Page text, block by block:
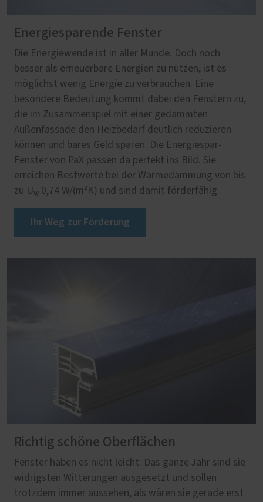
Energiesparende Fenster
Die Energiewende ist in aller Munde. Doch noch
besser als erneuerbare Energien zu nutzen, ist es
möglichst wenig Energie zu verbrauchen. Eine
besondere Bedeutung kommt dabei den Fenstern zu,
die im Zusammenspiel mit einer gedämmten
Außenfassade den Heizbedarf deutlich reduzieren
können und bares Geld sparen. Die Energiespar-
Fenster von PaX passen da perfekt ins Bild. Sie
erreichen Bestwerte bei der Wärmedämmung von bis
zu U w 0,74 W/(m²K) und sind damit förderfähig.
Ihr Weg zur Förderung
Richtig schöne Oberflächen
Fenster haben es nicht leicht. Das ganze Jahr sind sie
widrigsten Witterungen ausgesetzt und sollen
trotzdem immer aussehen, als wären sie gerade erst